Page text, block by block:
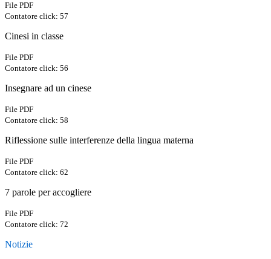
File PDF
Contatore click: 57
Cinesi in classe
File PDF
Contatore click: 56
Insegnare ad un cinese
File PDF
Contatore click: 58
Riflessione sulle interferenze della lingua materna
File PDF
Contatore click: 62
7 parole per accogliere
File PDF
Contatore click: 72
Notizie